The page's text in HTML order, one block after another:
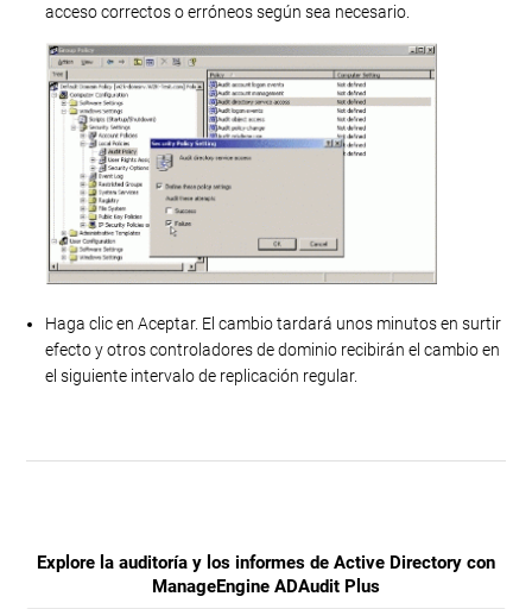
acceso correctos o erróneos según sea necesario.
Haga clic en Aceptar. El cambio tardará unos minutos en surtir
efecto y otros controladores de dominio recibirán el cambio en
el siguiente intervalo de replicación regular.
Explore la auditoría y los informes de Active Directory con
ManageEngine ADAudit Plus